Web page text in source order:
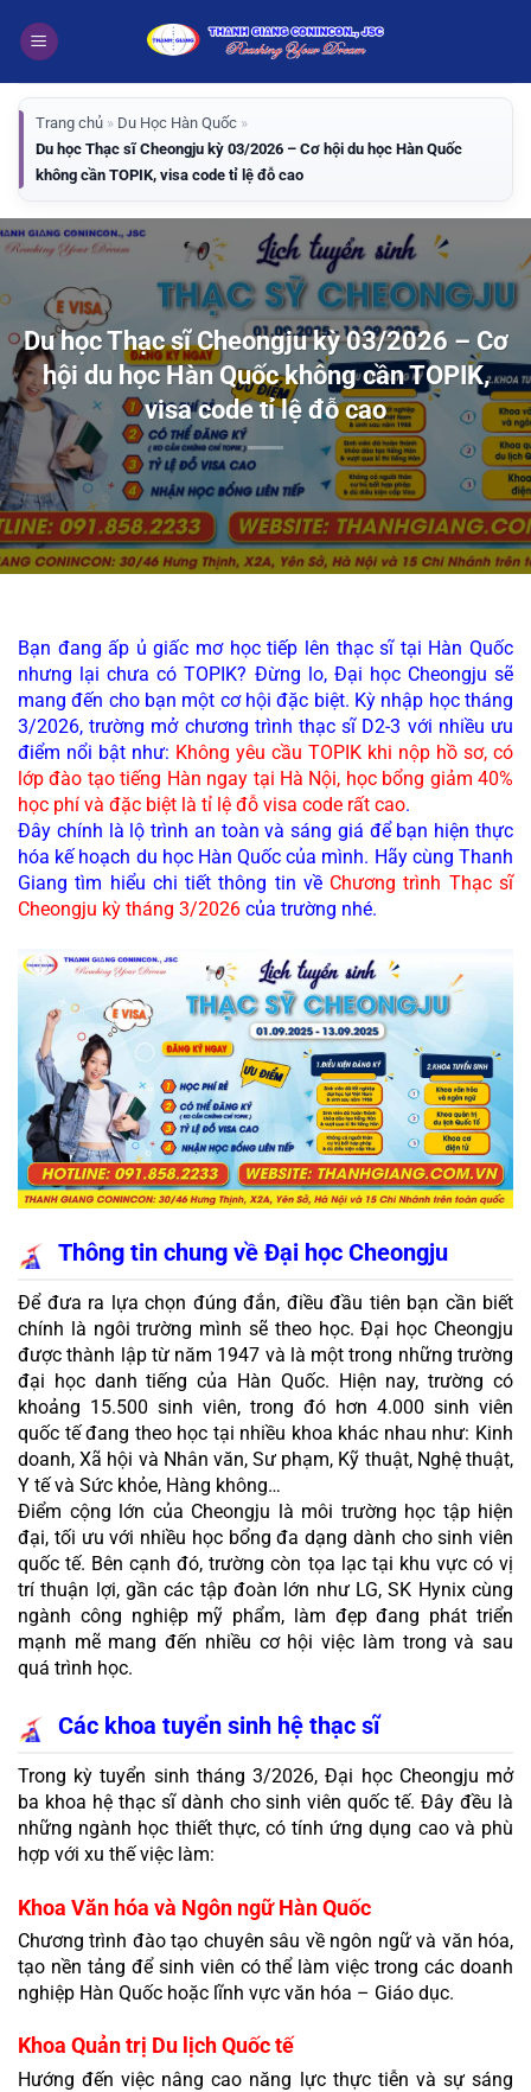
qua
dung
Trang chủ » Du Học Hàn Quốc »
Du học Thạc sĩ Cheongju kỳ 03/2026 – Cơ hội du học Hàn Quốc
không cần TOPIK, visa code tỉ lệ đỗ cao
Du học Thạc sĩ Cheongju kỳ 03/2026 – Cơ
hội du học Hàn Quốc không cần TOPIK,
visa code tỉ lệ đỗ cao
Bạn đang ấp ủ giấc mơ học tiếp lên thạc sĩ tại Hàn Quốc
nhưng lại chưa có TOPIK? Đừng lo, Đại học Cheongju sẽ
mang đến cho bạn một cơ hội đặc biệt. Kỳ nhập học tháng
3/2026, trường mở chương trình thạc sĩ D2-3 với nhiều ưu
điểm nổi bật như: Không yêu cầu TOPIK khi nộp hồ sơ, có
lớp đào tạo tiếng Hàn ngay tại Hà Nội, học bổng giảm 40%
học phí và đặc biệt là tỉ lệ đỗ visa code rất cao.
Đây chính là lộ trình an toàn và sáng giá để bạn hiện thực
hóa kế hoạch du học Hàn Quốc của mình. Hãy cùng Thanh
Giang tìm hiểu chi tiết thông tin về Chương trình Thạc sĩ
Cheongju kỳ tháng 3/2026 của trường nhé.
Thông tin chung về Đại học Cheongju
Để đưa ra lựa chọn đúng đắn, điều đầu tiên bạn cần biết
chính là ngôi trường mình sẽ theo học. Đại học Cheongju
được thành lập từ năm 1947 và là một trong những trường
đại học danh tiếng của Hàn Quốc. Hiện nay, trường có
khoảng 15.500 sinh viên, trong đó hơn 4.000 sinh viên
quốc tế đang theo học tại nhiều khoa khác nhau như: Kinh
doanh, Xã hội và Nhân văn, Sư phạm, Kỹ thuật, Nghệ thuật,
Y tế và Sức khỏe, Hàng không…
Điểm cộng lớn của Cheongju là môi trường học tập hiện
đại, tối ưu với nhiều học bổng đa dạng dành cho sinh viên
quốc tế. Bên cạnh đó, trường còn tọa lạc tại khu vực có vị
trí thuận lợi, gần các tập đoàn lớn như LG, SK Hynix cùng
ngành công nghiệp mỹ phẩm, làm đẹp đang phát triển
mạnh mẽ mang đến nhiều cơ hội việc làm trong và sau
quá trình học.
Các khoa tuyển sinh hệ thạc sĩ
Trong kỳ tuyển sinh tháng 3/2026, Đại học Cheongju mở
ba khoa hệ thạc sĩ dành cho sinh viên quốc tế. Đây đều là
những ngành học thiết thực, có tính ứng dụng cao và phù
hợp với xu thế việc làm:
Khoa Văn hóa và Ngôn ngữ Hàn Quốc
Chương trình đào tạo chuyên sâu về ngôn ngữ và văn hóa,
tạo nền tảng để sinh viên có thể làm việc trong các doanh
nghiệp Hàn Quốc hoặc lĩnh vực văn hóa – Giáo dục.
Khoa Quản trị Du lịch Quốc tế
Hướng đến việc nâng cao năng lực thực tiễn và sự sáng